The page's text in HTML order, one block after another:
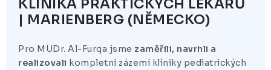
KLINIKA PRAKTICKÝCH LÉKAŘŮ
| MARIENBERG (NĚMECKO)
Pro MUDr. Al-Furqa jsme zaměřili, navrhli a
realizovali kompletní zázemí kliniky pediatrických